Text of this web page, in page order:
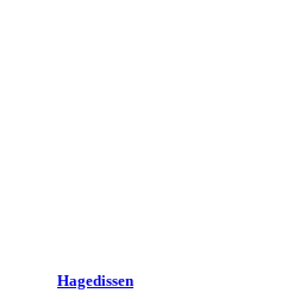
Hagedissen